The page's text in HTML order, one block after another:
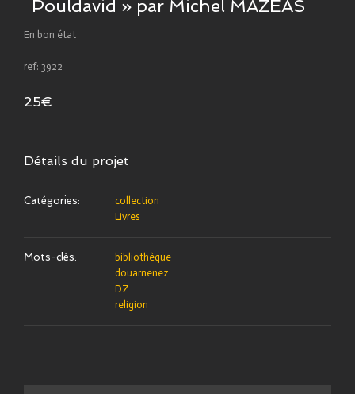
Pouldavid » par Michel MAZEAS
En bon état
ref: 3922
25€
Détails du projet
Catégories:
collection
Livres
Mots-clés:
bibliothèque
douarnenez
DZ
religion